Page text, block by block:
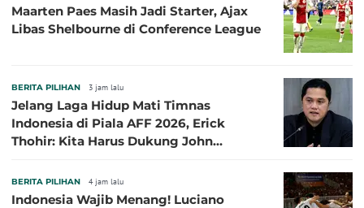
Maarten Paes Masih Jadi Starter, Ajax
Libas Shelbourne di Conference League
BERITA PILIHAN 3 jam lalu
Jelang Laga Hidup Mati Timnas
Indonesia di Piala AFF 2026, Erick
Thohir: Kita Harus Dukung John
BERITA PILIHAN 4 jam lalu
Indonesia Wajib Menang! Luciano